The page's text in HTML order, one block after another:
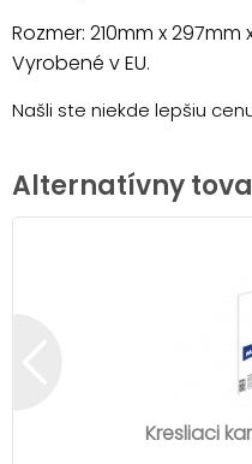
Rozmer: 210mm x 297mm
Vyrobené v EU.
Našli ste niekde lepšiu
Alternatívny
Kresliaci